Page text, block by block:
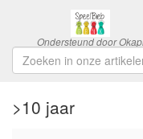
>10 jaar